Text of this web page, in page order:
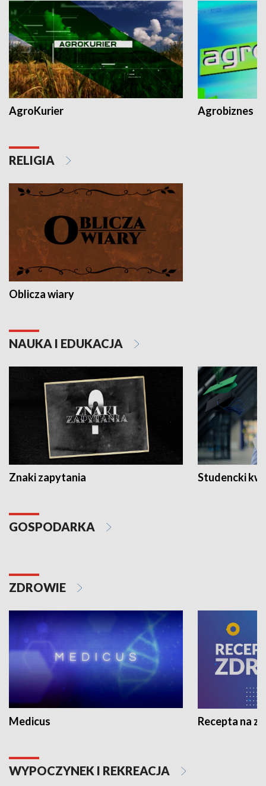
AgroKurier Agrobiznes
RELIGIA
Oblicza wiary
NAUKA I EDUKACJA
Znaki zapytania Studencki
GOSPODARKA
ZDROWIE
Medicus Recepta na
WYPOCZYNEK I REKREACJA